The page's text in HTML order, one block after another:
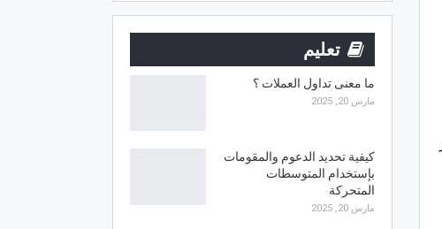
تعليم
ما معنى تداول العملات ؟
مارس 20, 2025
كيفية تحديد الدعوم والمقومات
بإستخدام المتوسطات
المتحركة
مارس 20, 2025